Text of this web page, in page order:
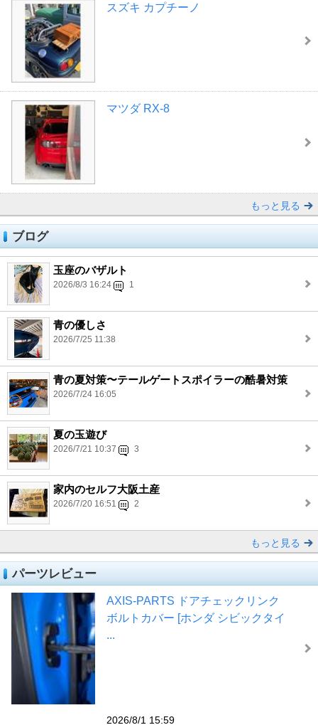
スズキ カプチーノ
マツダ RX-8
もっと見る
ブログ
玉座のバザルト
2026/8/3 16:24 1
青の優しさ
2026/7/25 11:38
青の夏対策〜テールゲートスポイラーの酷暑対策
2026/7/24 16:05
夏の玉遊び
2026/7/21 10:37 3
家内のセルフ大阪土産
2026/7/20 16:51 2
もっと見る
パーツレビュー
AXIS-PARTS ドアチェックリンク
ボルトカバー [ホンダ シビックタイ
...
2026/8/1 15:59